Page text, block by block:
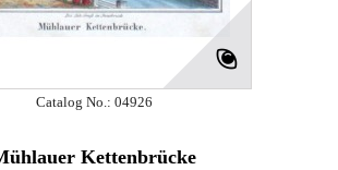
Catalog No.: 04926
Kettenbrücke